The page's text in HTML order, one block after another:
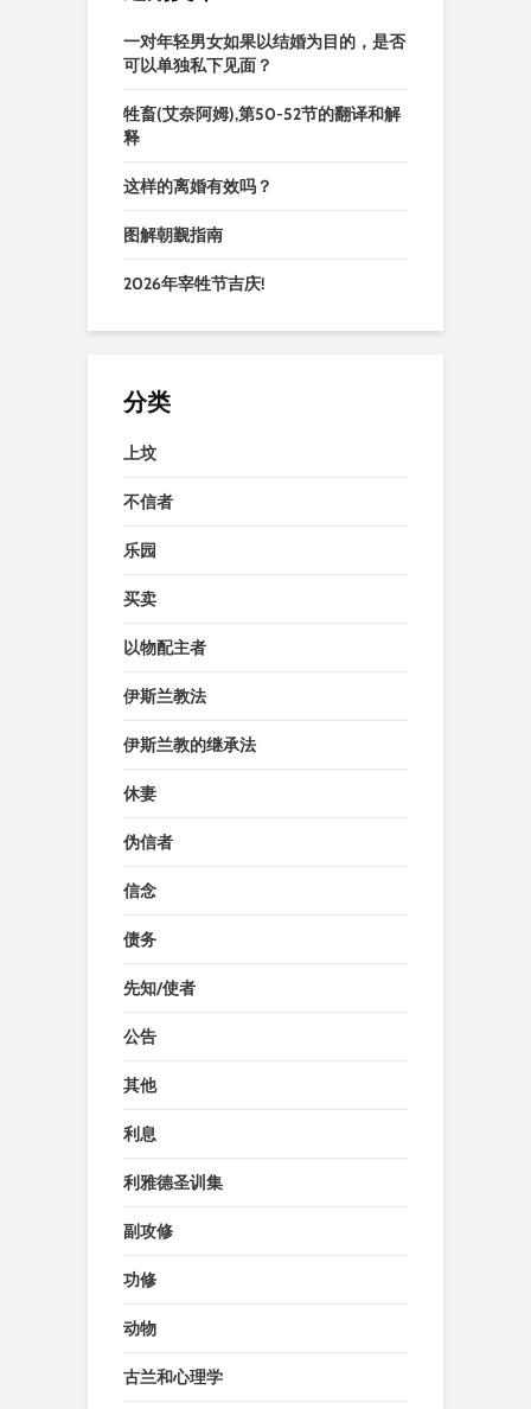
一对年轻男女如果以结婚为目的，是否
可以单独私下见面？
牲畜(艾奈阿姆),第50-52节的翻译和解
释
这样的离婚有效吗？
图解朝觐指南
2026年宰牲节吉庆!
分类
上坟
不信者
乐园
买卖
以物配主者
伊斯兰教法
伊斯兰教的继承法
休妻
伪信者
信念
债务
先知/使者
公告
其他
利息
利雅德圣训集
副攻修
功修
动物
古兰和心理学